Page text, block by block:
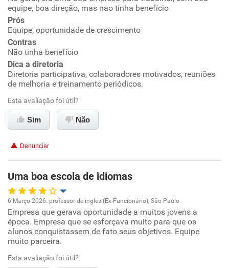
Ambiente de trabalho
Conciliação com a vida familiar
Benefícios
Recomenda a diretoria
equipe, boa direção, mas nao tinha benefício
Prós
Equipe, oportunidade de crescimento
Contras
Não tinha benefício
Dica a diretoria
Diretoria participativa, colaboradores motivados, reuniões
de melhoria e treinamento periódicos.
Esta avaliação foi útil?
Sim Não
Denunciar
Uma boa escola de idiomas
Oportunidade de promoção
Ambiente de trabalho
Conciliação com a vida familiar
6 Março 2026. professor de ingles (Ex-Funcionário), São Paulo
Empresa que gerava oportunidade a muitos jovens a
época. Empresa que se esforçava muito para que os
alunos conquistassem de fato seus objetivos. Equipe
muito parceira.
Esta avaliação foi útil?